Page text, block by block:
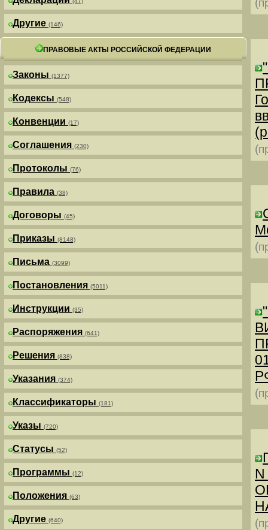
Другие (146)
ПРАВОВЫЕ АКТЫ РОССИЙСКОЙ ФЕДЕРАЦИИ
Законы (1377)
Кодексы (548)
Конвенции (17)
Соглашения (230)
Протоколы (76)
Правила (38)
Договоры (45)
Приказы (8148)
Письма (3099)
Постановления (5011)
Инструкции (35)
Распоряжения (641)
Решения (838)
Указания (374)
Классификаторы (181)
Указы (720)
Статусы (52)
Программы (12)
Положения (63)
Другие (640)